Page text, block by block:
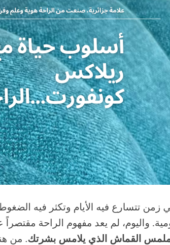
زمن تتسارع فيه الأيام وتكثر فيه
واليوم، لم يعد مفهوم الراحة
القماش الذي يلامس بشرتك. من